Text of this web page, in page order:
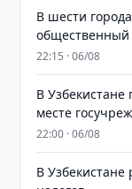
В шести
общественный
22:15 · 06/08
В Узбекистане
месте
22:00 · 06/08
В Узбекистане